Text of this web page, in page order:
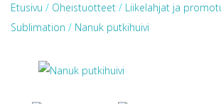
Etusivu / Oheistuotteet / Liikelahjat ja
Sublimation / Nanuk putkihuivi